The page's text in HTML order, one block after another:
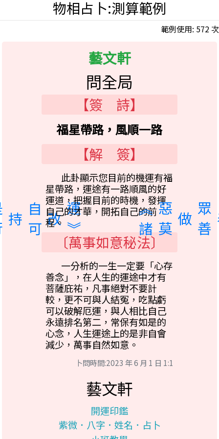
物相占卜:測算範例
範例使用: 572 次
藝文軒
持
改 ︾
問全局
【簽 詩】
福星帶路，風順一路
【解 簽】
此卦顯示您目前的機運有福
星帶路，運途有一路順風的好
運道，把握目前的時機，發揮
自己的才華，開拓自己的前
程。
〔萬事如意秘法〕
一分析的一生一定要「心存
善念」，在人生的運途中才有
菩薩庇祐，凡事絕對不要計
較，更不可與人結冤，吃點虧
可以破解厄運，與人相比自己
永遠排名第二，常保有如是的
心念，人生運途上的是非自會
減少，萬事自然如意。
卜問時間:2023 年 6 月 1 日 1:1
︽
諸
惡
莫 做
眾
善 奉
行
藝文軒
開運印鑑
紫微．八字．姓名．占卜